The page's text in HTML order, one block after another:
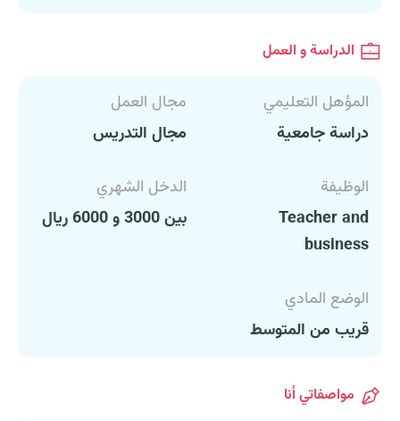
الدراسة و العمل
المؤهل التعليمي
دراسة جامعية
مجال العمل
مجال التدريس
الوظيفة
Teacher and
business
الدخل الشهري
بين 3000 و 6000 ريال
الوضع المادي
قريب من المتوسط
مواصفاتي أنا